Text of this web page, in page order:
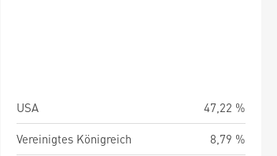
USA
47,22 %
Vereinigtes Königreich
8,79 %